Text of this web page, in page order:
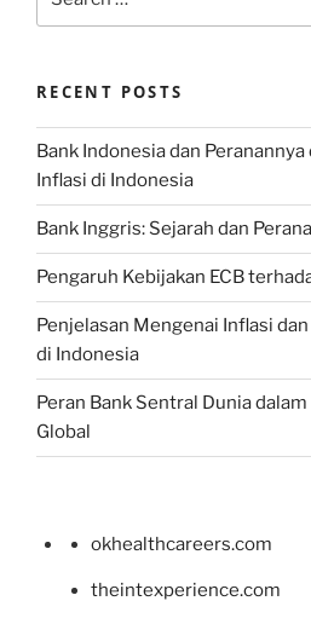
for:
RECENT POSTS
Bank Indonesia dan
Inflasi di Indonesia
Bank Inggris: Sejarah dan
Pengaruh Kebijakan ECB
Penjelasan Mengenai Inflasi
di Indonesia
Peran Bank Sentral Dunia
Global
okhealthcareers.com
theintexperience.com